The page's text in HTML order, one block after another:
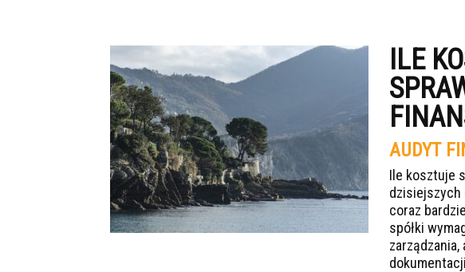
ILE
AUDYT
Ile kosztuje
dzisiejszych
coraz
spółki